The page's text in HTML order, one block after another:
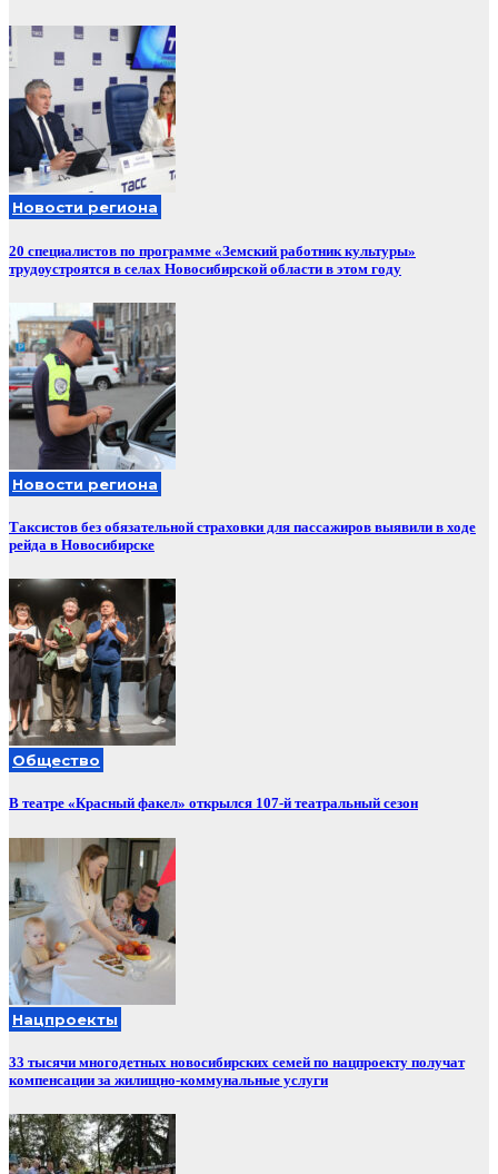
Новости региона
20 специалистов по программе «Земский работник культуры»
трудоустроятся в селах Новосибирской области в этом году
Новости региона
Таксистов без обязательной страховки для пассажиров выявили в ходе
рейда в Новосибирске
Общество
В театре «Красный факел» открылся 107-й театральный сезон
Нацпроекты
33 тысячи многодетных новосибирских семей по нацпроекту получат
компенсации за жилищно-коммунальные услуги